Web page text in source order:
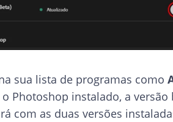
sua lista de programas como
Photoshop instalado, a versão
com as duas versões